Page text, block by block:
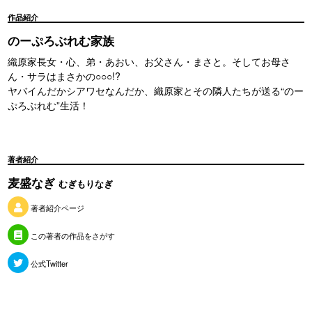
作品紹介
のーぷろぶれむ家族
織原家長女・心、弟・あおい、お父さん・まさと。そしてお母さ
ん・サラはまさかの○○○!?
ヤバイんだかシアワセなんだか、織原家とその隣人たちが送る“のー
ぷろぶれむ”生活！
著者紹介
麦盛なぎむぎもりなぎ
著者紹介ページ
この著者の作品をさがす
公式Twitter